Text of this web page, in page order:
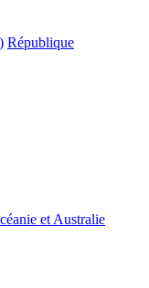
République
et Australie